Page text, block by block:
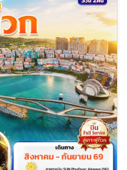
05 ก.ย. 69 - 08 ก.ย. 69
08 ก.ย. 69 - 11 ก.ย. 69
12 ก.ย. 69 - 15 ก.ย. 69
15 ก.ย. 69 - 18 ก.ย. 69
19 ก.ย. 69 - 22 ก.ย. 69
21 ก.ย. 69 - 24 ก.ย. 69
24 ก.ย. 69 - 27 ก.ย. 69
28 ก.ย. 69 - 01 ต.ค. 69
30 ก.ย. 69 - 03 ต.ค. 69